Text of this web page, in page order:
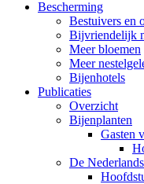
Bescherming
Bestuivers en
Bijvriendelijk
Meer bloemen
Meer
Bijenhotels
Publicaties
Overzicht
Bijenplanten
Gasten
De